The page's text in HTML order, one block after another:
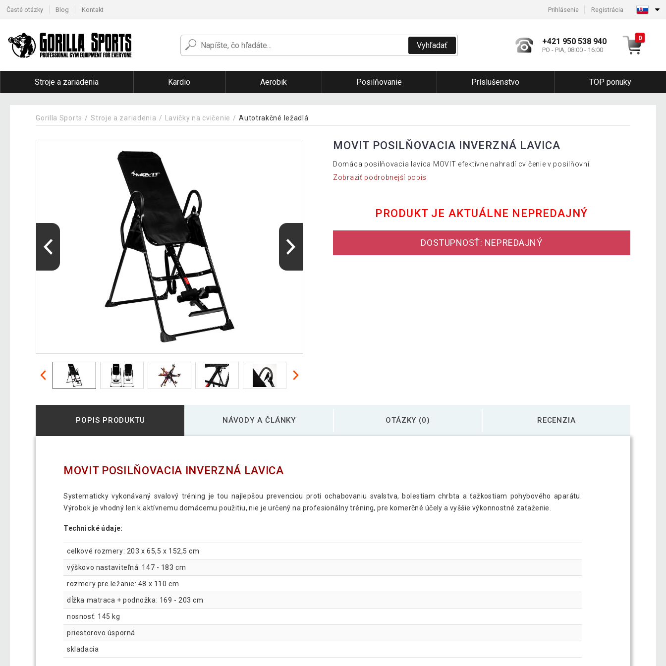
Časté otázky Blog Kontakt Prihlásenie Registrácia
Vyhľadať +421 950 538 940
PO - PIA, 08:00 - 16:00
0
Stroje a zariadenia Kardio Aerobik Posilňovanie Príslušenstvo TOP ponuky
Gorilla Sports Stroje a zariadenia Lavičky na cvičenie Autotrakčné ležadlá
MOVIT POSILŇOVACIA INVERZNÁ LAVICA
Domáca posilňovacia lavica MOVIT efektívne nahradí cvičenie v posilňovni.
Zobraziť podrobnejší popis
PRODUKT JE AKTUÁLNE NEPREDAJNÝ
DOSTUPNOSŤ: NEPREDAJNÝ
POPIS PRODUKTU NÁVODY A ČLÁNKY OTÁZKY (0) RECENZIA
MOVIT POSILŇOVACIA INVERZNÁ LAVICA
Systematicky vykonávaný svalový tréning je tou najlepšou prevenciou proti ochabovaniu svalstva, bolestiam chrbta a ťažkostiam pohybového aparátu.
Výrobok je vhodný len k aktívnemu domácemu použitiu, nie je určený na profesionálny tréning, pre komerčné účely a vyššie výkonnostné zaťaženie.
Technické údaje:
celkové rozmery: 203 x 65,5 x 152,5 cm
výškovo nastaviteľná: 147 - 183 cm
rozmery pre ležanie: 48 x 110 cm
dĺžka matraca + podnožka: 169 - 203 cm
nosnosť: 145 kg
priestorovo úsporná
skladacia